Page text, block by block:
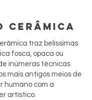
CERÂMICA
traz belíssimas
fosca, opaca ou
inúmeras técnicas
mais antigos meios de
humano com a
artístico.